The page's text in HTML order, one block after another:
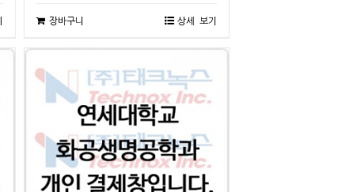
장바구니 상세 보기